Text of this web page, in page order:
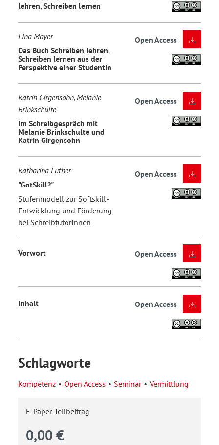
lehren, Schreiben lernen
Lina Mayer
Das Buch Schreiben lehren,
Schreiben lernen aus der
Perspektive einer Studentin
Open Access
Katrin Girgensohn, Melanie
Brinkschulte
Im Schreibgespräch mit
Melanie Brinkschulte und
Katrin Girgensohn
Open Access
Katharina Luther
"GotSkill?"
Stufenmodell zur Softskill-
Entwicklung und Förderung
bei SchreibtutorInnen
Open Access
Vorwort Open Access
Inhalt Open Access
Schlagworte
Kompetenz Open Access Seminar Vermittlung
E-Paper-Teilbeitrag
0,00 €